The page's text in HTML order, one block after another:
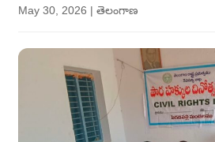
May 30, 2026 | తెలంగాణ